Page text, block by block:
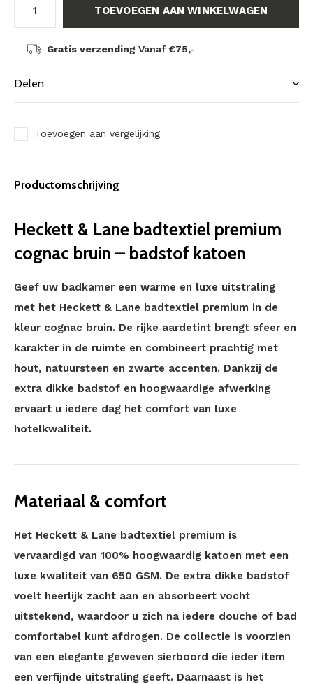
TOEVOEGEN AAN WINKELWAGEN
Gratis verzending Vanaf €75,-
Delen
Toevoegen aan vergelijking
Productomschrijving
Heckett & Lane badtextiel premium
cognac bruin – badstof katoen
Geef uw badkamer een warme en luxe uitstraling
met het Heckett & Lane badtextiel premium in de
kleur cognac bruin. De rijke aardetint brengt sfeer en
karakter in de ruimte en combineert prachtig met
hout, natuursteen en zwarte accenten. Dankzij de
extra dikke badstof en hoogwaardige afwerking
ervaart u iedere dag het comfort van luxe
hotelkwaliteit.
Materiaal & comfort
Het Heckett & Lane badtextiel premium is
vervaardigd van 100% hoogwaardig katoen met een
luxe kwaliteit van 650 GSM. De extra dikke badstof
voelt heerlijk zacht aan en absorbeert vocht
uitstekend, waardoor u zich na iedere douche of bad
comfortabel kunt afdrogen. De collectie is voorzien
van een elegante geweven sierboord die ieder item
een verfijnde uitstraling geeft. Daarnaast is het